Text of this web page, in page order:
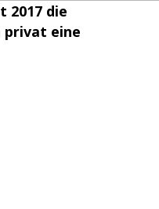
2017 die
privat eine